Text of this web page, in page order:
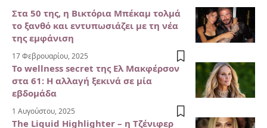
Στα 50 της, η Βικτόρια Μπέκαμ τολμά
το ξανθό και εντυπωσιάζει με τη νέα
της εμφάνιση
17 Φεβρουαρίου, 2025
Το wellness secret της Ελ Μακφέρσον
στα 61: Η αλλαγή ξεκινά σε μία
εβδομάδα
1 Αυγούστου, 2025
The Liquid Highlighter – η Τζένιφερ